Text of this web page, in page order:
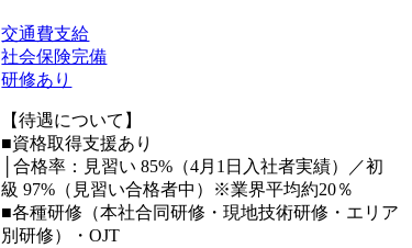
交通費支給
社会保険完備
研修あり
【待遇について】
■資格取得支援あり
│合格率：見習い 85%（4月1日入社者実績）／初
級 97%（見習い合格者中）※業界平均約20％
■各種研修（本社合同研修・現地技術研修・エリア
別研修）・OJT